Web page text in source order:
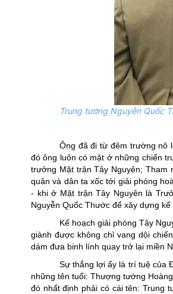
Trung tướng Nguyễn Quốc
Ông đã đi từ đêm trường nô
đó ông luôn có mặt ở những chiến
trưởng Mặt trận Tây Nguyên; Tham
quân và dân ta xốc tới giải phóng
- khi ở Mặt trận Tây Nguyên là
Nguyễn Quốc Thước để xây dựng kế
Kế hoạch giải phóng Tây
giành được không chỉ vang dội
dám đưa binh lính quay trở lại miền
Sự thắng lợi ấy là trí tuệ của
những tên tuổi: Thượng tướng
đó nhất định phải có cái tên: Trung